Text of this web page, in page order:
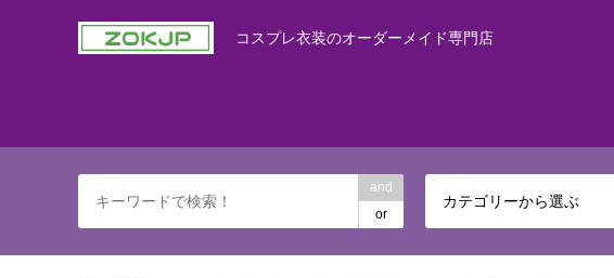
コスプレ衣装のオーダーメイド専門店
and
or
カテゴリーから選ぶ